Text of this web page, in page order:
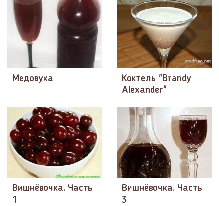
Медовуха
Коктель "Brandy
Alexander"
Вишнёвочка. Часть
1
Вишнёвочка. Часть
3